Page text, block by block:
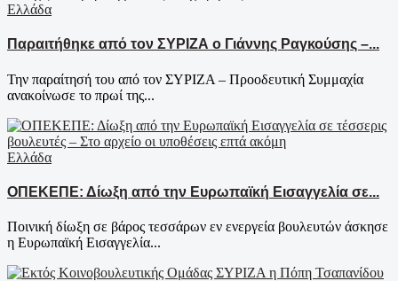
Ελλάδα
Παραιτήθηκε από τον ΣΥΡΙΖΑ ο Γιάννης Ραγκούσης –...
Την παραίτησή του από τον ΣΥΡΙΖΑ – Προοδευτική Συμμαχία
ανακοίνωσε το πρωί της...
Ελλάδα
ΟΠΕΚΕΠΕ: Δίωξη από την Ευρωπαϊκή Εισαγγελία σε...
Ποινική δίωξη σε βάρος τεσσάρων εν ενεργεία βουλευτών άσκησε
η Ευρωπαϊκή Εισαγγελία...